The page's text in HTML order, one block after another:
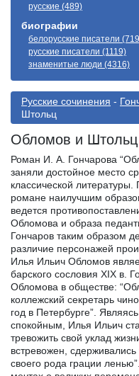
русские (489)
биографии
белорусские писатели
русские писатели (1119)
знаменитые люди (4316)
Русские сочинения -
Штольц
Обломов и Штольц
Роман И. А. Гончарова
заняли достойное место
классической
романе наилучшим
ведется
Обломова и образа
Гончаров таким образом
различие персонажей
Илья Ильич Обломов
барского сословия XIX в.
Обломова в обществе:
коллежский секретарь
год в Петербурге”.
спокойным, Илья Ильич
тревожить свой уклад
встревожен,
своего рода грации